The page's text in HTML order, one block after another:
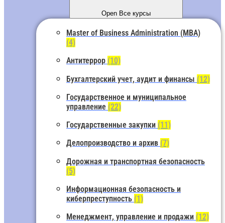
Open Все курсы
Master of Business Administration (MBA)
(4)
Антитеррор (10)
Бухгалтерский учет, аудит и финансы (12)
Государственное и муниципальное
управление (22)
Государственные закупки (11)
Делопроизводство и архив (7)
Дорожная и транспортная безопасность
(5)
Информационная безопасность и
киберпреступность (1)
Менеджмент, управление и продажи (12)